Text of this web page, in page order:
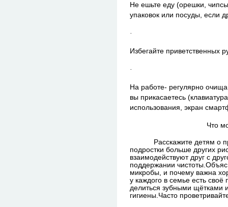
Не ешьте еду (орешки,
упаковок или посуды, если
·
Избегайте приветственных
·
На работе- регулярно
вы прикасаетесь
использования, экран
Что
Расскажите детям о
подростки больше других
взаимодействуют друг с
поддержании чистоты.
микробы, и почему важна
у каждого в семье есть
делиться зубными щётками
гигиены. Часто